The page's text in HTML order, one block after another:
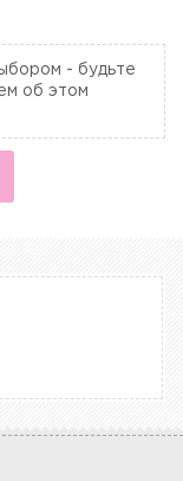
- будьте
об этом